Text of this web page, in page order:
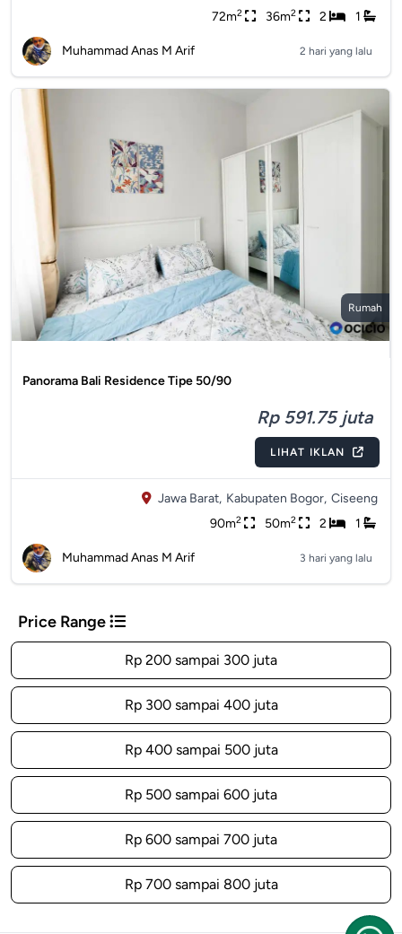
72m2 36m2 2 1
Muhammad Anas M Arif 2 hari yang lalu
Rumah
Panorama Bali Residence Tipe 50/90
Rp 591.75 juta
LIHAT IKLAN
Jawa Barat, Kabupaten Bogor, Ciseeng
90m2 50m2 2 1
Muhammad Anas M Arif 3 hari yang lalu
Price Range
Rp 200 sampai 300 juta
Rp 300 sampai 400 juta
Rp 400 sampai 500 juta
Rp 500 sampai 600 juta
Rp 600 sampai 700 juta
Rp 700 sampai 800 juta